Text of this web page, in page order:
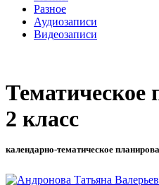
Разное
Аудиозаписи
Видеозаписи
Тематическое
2 класс
календарно-тематическое